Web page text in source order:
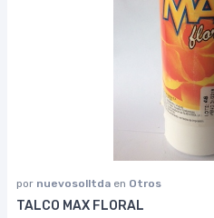
por nuevosolltda en Otros
TALCO MAX FLORAL